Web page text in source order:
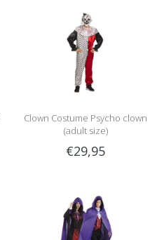
Clown Costume Psycho clown
(adult size)
€29,95